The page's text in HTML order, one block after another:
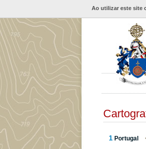
Ao utilizar este site
1 Portugal